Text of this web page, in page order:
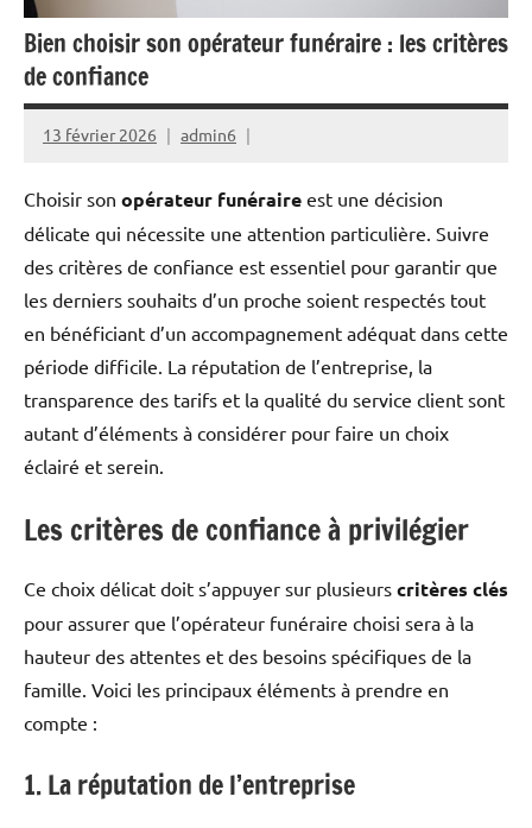
Bien choisir son opérateur funéraire : les critères
de confiance
13 février 2026 admin6
Choisir son opérateur funéraire est une décision
délicate qui nécessite une attention particulière. Suivre
des critères de confiance est essentiel pour garantir que
les derniers souhaits d’un proche soient respectés tout
en bénéficiant d’un accompagnement adéquat dans cette
période difficile. La réputation de l’entreprise, la
transparence des tarifs et la qualité du service client sont
autant d’éléments à considérer pour faire un choix
éclairé et serein.
Les critères de confiance à privilégier
Ce choix délicat doit s’appuyer sur plusieurs critères clés
pour assurer que l’opérateur funéraire choisi sera à la
hauteur des attentes et des besoins spécifiques de la
famille. Voici les principaux éléments à prendre en
compte :
1. La réputation de l’entreprise